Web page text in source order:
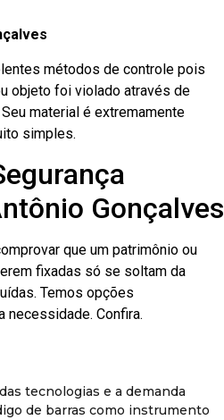
métodos de controle pois
objeto foi violado através de
material é extremamente
simples.
Gonçalves
que um patrimônio ou
fixadas só se soltam da
Temos opções
Confira.
tecnologias e a demanda
de barras como instrumento